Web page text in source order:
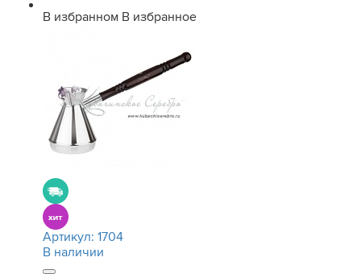
В избранном В избранное
Артикул: 1704
В наличии